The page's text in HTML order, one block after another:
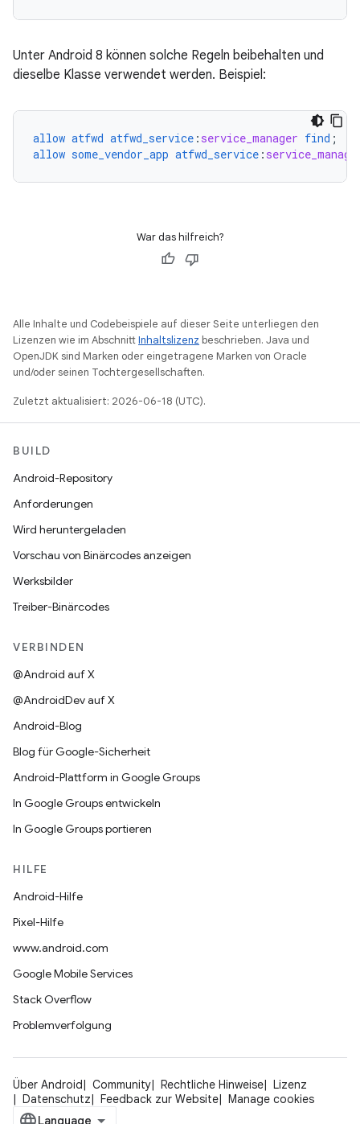
Unter Android 8 können solche Regeln beibehalten und
dieselbe Klasse verwendet werden. Beispiel:
allow atfwd atfwd_service : service_manager find ;
allow some_vendor_app atfwd_service :
War das hilfreich?
Alle Inhalte und Codebeispiele auf dieser Seite unterliegen den
Lizenzen wie im AbschnittInhaltslizenz beschrieben. Java und
OpenJDK sind Marken oder eingetragene Marken von Oracle
und/oder seinen Tochtergesellschaften.
Zuletzt aktualisiert: 2026-06-18 (UTC).
BUILD
Android-Repository
Anforderungen
Wird heruntergeladen
Vorschau von Binärcodes anzeigen
Werksbilder
Treiber-Binärcodes
VERBINDEN
@Android auf X
@AndroidDev auf X
Android-Blog
Blog für Google-Sicherheit
Android-Plattform in Google Groups
In Google Groups entwickeln
In Google Groups portieren
HILFE
Android-Hilfe
Pixel-Hilfe
www.android.com
Google Mobile Services
Stack Overflow
Problemverfolgung
Über Android Community Rechtliche Hinweise
Lizenz
Datenschutz
Feedback zur Website Manage cookies